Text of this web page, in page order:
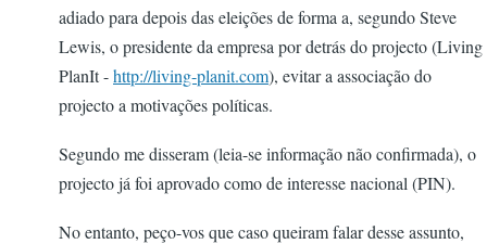
adiado para depois das eleições de forma a, segundo Steve
Lewis, o presidente da empresa por detrás do projecto (Living
PlanIt -http://living-planit.com), evitar a associação do
projecto a motivações políticas.
Segundo me disseram (leia-se informação não confirmada), o
projecto já foi aprovado como de interesse nacional (PIN).
No entanto, peço-vos que caso queiram falar desse assunto,